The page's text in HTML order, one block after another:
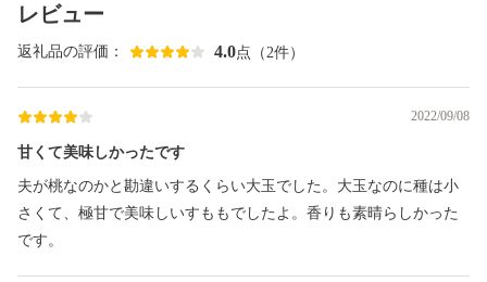
レビュー
返礼品の評価： 4.0点（2件）
2022/09/08
甘くて美味しかったです
夫が桃なのかと勘違いするくらい大玉でした。大玉なのに種は小
さくて、極甘で美味しいすももでしたよ。香りも素晴らしかった
です。